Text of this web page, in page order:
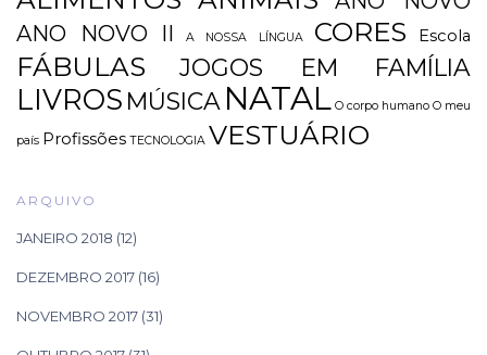
ANO NOVO II
A NOSSA LÍNGUA CORES Escola
FÁBULAS JOGOS EM FAMÍLIA
LIVROS MÚSICA NATAL O corpo humano O meu
país Profissões TECNOLOGIA VESTUÁRIO
ARQUIVO
JANEIRO 2018 (12)
DEZEMBRO 2017 (16)
NOVEMBRO 2017 (31)